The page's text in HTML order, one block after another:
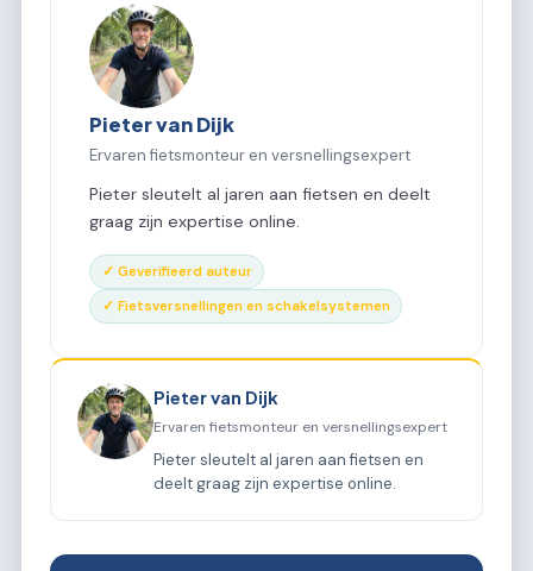
Pieter van Dijk
Ervaren fietsmonteur en versnellingsexpert
Pieter sleutelt al jaren aan fietsen en deelt
graag zijn expertise online.
✓ Geverifieerd auteur
✓ Fietsversnellingen en schakelsystemen
Pieter van Dijk
Ervaren fietsmonteur en versnellingsexpert
Pieter sleutelt al jaren aan fietsen en
deelt graag zijn expertise online.